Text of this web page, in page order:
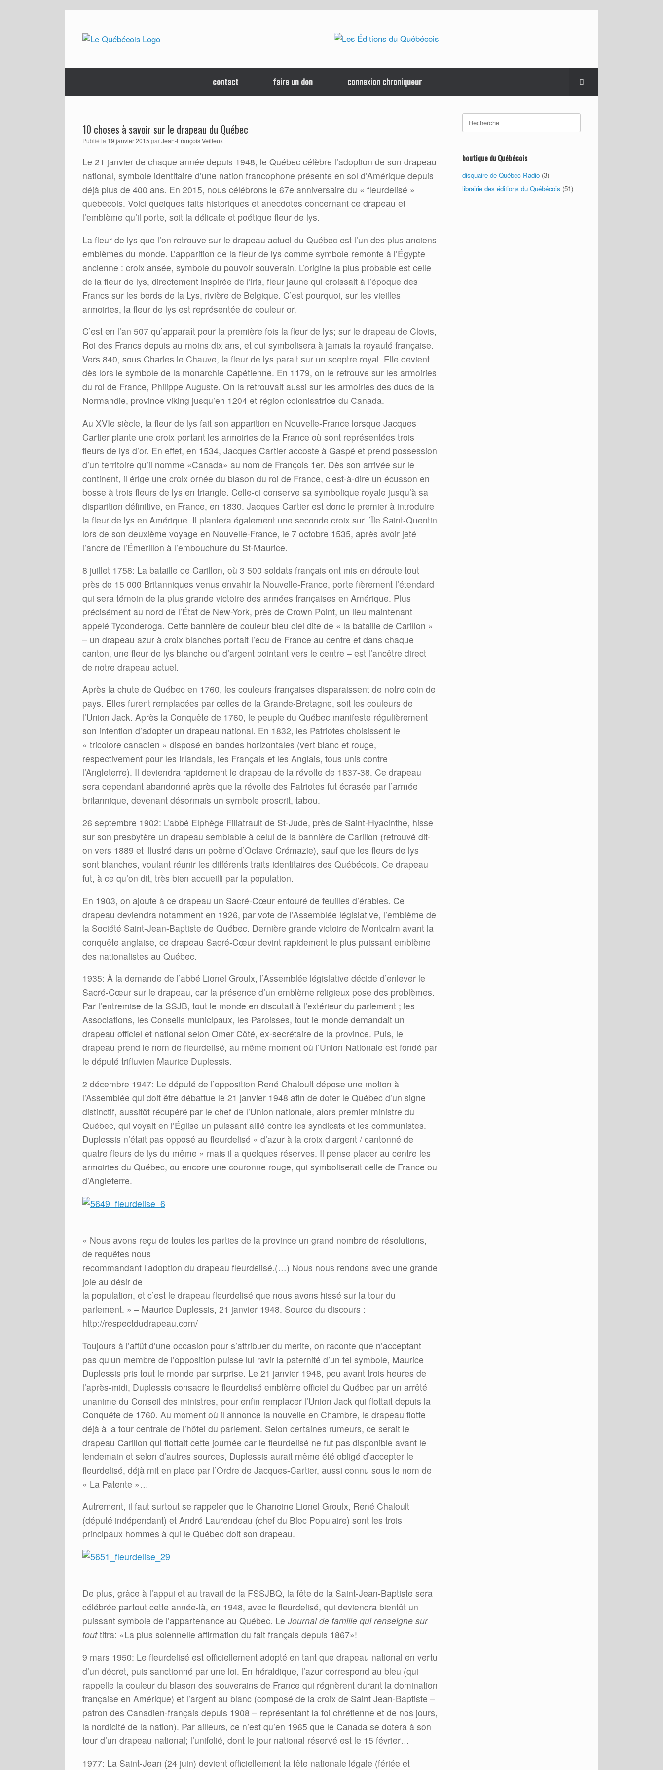
content
contact faire un don connexion chroniqueur
10 choses à savoir sur le drapeau du Québec
Publié le 19 janvier 2015 parJean-François Veilleux
Le 21 janvier de chaque année depuis 1948, le Québec célèbre l’adoption de son drapeau
national, symbole identitaire d’une nation francophone présente en sol d’Amérique depuis
déjà plus de 400 ans. En 2015, nous célébrons le 67e anniversaire du « fleurdelisé »
québécois. Voici quelques faits historiques et anecdotes concernant ce drapeau et
l’emblème qu’il porte, soit la délicate et poétique fleur de lys.
La fleur de lys que l’on retrouve sur le drapeau actuel du Québec est l’un des plus anciens
emblèmes du monde. L’apparition de la fleur de lys comme symbole remonte à l’Égypte
ancienne : croix ansée, symbole du pouvoir souverain. L’origine la plus probable est celle
de la fleur de lys, directement inspirée de l’iris, fleur jaune qui croissait à l’époque des
Francs sur les bords de la Lys, rivière de Belgique. C’est pourquoi, sur les vieilles
armoiries, la fleur de lys est représentée de couleur or.
C’est en l’an 507 qu’apparaît pour la première fois la fleur de lys; sur le drapeau de Clovis,
Roi des Francs depuis au moins dix ans, et qui symbolisera à jamais la royauté française.
Vers 840, sous Charles le Chauve, la fleur de lys parait sur un sceptre royal. Elle devient
dès lors le symbole de la monarchie Capétienne. En 1179, on le retrouve sur les armoiries
du roi de France, Philippe Auguste. On la retrouvait aussi sur les armoiries des ducs de la
Normandie, province viking jusqu’en 1204 et région colonisatrice du Canada.
Au XVIe siècle, la fleur de lys fait son apparition en Nouvelle-France lorsque Jacques
Cartier plante une croix portant les armoiries de la France où sont représentées trois
fleurs de lys d’or. En effet, en 1534, Jacques Cartier accoste à Gaspé et prend possession
d’un territoire qu’il nomme «Canada» au nom de François 1er. Dès son arrivée sur le
continent, il érige une croix ornée du blason du roi de France, c’est-à-dire un écusson en
bosse à trois fleurs de lys en triangle. Celle-ci conserve sa symbolique royale jusqu’à sa
disparition définitive, en France, en 1830. Jacques Cartier est donc le premier à introduire
la fleur de lys en Amérique. Il plantera également une seconde croix sur l’Île Saint-Quentin
lors de son deuxième voyage en Nouvelle-France, le 7 octobre 1535, après avoir jeté
l’ancre de l’Émerillon à l’embouchure du St-Maurice.
8 juillet 1758: La bataille de Carillon, où 3 500 soldats français ont mis en déroute tout
près de 15 000 Britanniques venus envahir la Nouvelle-France, porte fièrement l’étendard
qui sera témoin de la plus grande victoire des armées françaises en Amérique. Plus
précisément au nord de l’État de New-York, près de Crown Point, un lieu maintenant
appelé Tyconderoga. Cette bannière de couleur bleu ciel dite de « la bataille de Carillon »
– un drapeau azur à croix blanches portait l’écu de France au centre et dans chaque
canton, une fleur de lys blanche ou d’argent pointant vers le centre – est l’ancêtre direct
de notre drapeau actuel.
Après la chute de Québec en 1760, les couleurs françaises disparaissent de notre coin de
pays. Elles furent remplacées par celles de la Grande-Bretagne, soit les couleurs de
l’Union Jack. Après la Conquête de 1760, le peuple du Québec manifeste régulièrement
son intention d’adopter un drapeau national. En 1832, les Patriotes choisissent le
« tricolore canadien » disposé en bandes horizontales (vert blanc et rouge,
respectivement pour les Irlandais, les Français et les Anglais, tous unis contre
l’Angleterre). Il deviendra rapidement le drapeau de la révolte de 1837-38. Ce drapeau
sera cependant abandonné après que la révolte des Patriotes fut écrasée par l’armée
britannique, devenant désormais un symbole proscrit, tabou.
26 septembre 1902: L’abbé Elphège Filiatrault de St-Jude, près de Saint-Hyacinthe, hisse
sur son presbytère un drapeau semblable à celui de la bannière de Carillon (retrouvé dit-
on vers 1889 et illustré dans un poème d’Octave Crémazie), sauf que les fleurs de lys
sont blanches, voulant réunir les différents traits identitaires des Québécois. Ce drapeau
fut, à ce qu’on dit, très bien accueilli par la population.
En 1903, on ajoute à ce drapeau un Sacré-Cœur entouré de feuilles d’érables. Ce
drapeau deviendra notamment en 1926, par vote de l’Assemblée législative, l’emblème de
la Société Saint-Jean-Baptiste de Québec. Dernière grande victoire de Montcalm avant la
conquête anglaise, ce drapeau Sacré-Cœur devint rapidement le plus puissant emblème
des nationalistes au Québec.
1935: À la demande de l’abbé Lionel Groulx, l’Assemblée législative décide d’enlever le
Sacré-Cœur sur le drapeau, car la présence d’un emblème religieux pose des problèmes.
Par l’entremise de la SSJB, tout le monde en discutait à l’extérieur du parlement ; les
Associations, les Conseils municipaux, les Paroisses, tout le monde demandait un
drapeau officiel et national selon Omer Côté, ex-secrétaire de la province. Puis, le
drapeau prend le nom de fleurdelisé, au même moment où l’Union Nationale est fondé par
le député trifluvien Maurice Duplessis.
2 décembre 1947: Le député de l’opposition René Chaloult dépose une motion à
l’Assemblée qui doit être débattue le 21 janvier 1948 afin de doter le Québec d’un signe
distinctif, aussitôt récupéré par le chef de l’Union nationale, alors premier ministre du
Québec, qui voyait en l’Église un puissant allié contre les syndicats et les communistes.
Duplessis n’était pas opposé au fleurdelisé « d’azur à la croix d’argent / cantonné de
quatre fleurs de lys du même » mais il a quelques réserves. Il pense placer au centre les
armoiries du Québec, ou encore une couronne rouge, qui symboliserait celle de France ou
d’Angleterre.
« Nous avons reçu de toutes les parties de la province un grand nombre de résolutions,
de requêtes nous
recommandant l’adoption du drapeau fleurdelisé.(…) Nous nous rendons avec une grande
joie au désir de
la population, et c’est le drapeau fleurdelisé que nous avons hissé sur la tour du
parlement. » – Maurice Duplessis, 21 janvier 1948. Source du discours :
http://respectdudrapeau.com/
Toujours à l’affût d’une occasion pour s’attribuer du mérite, on raconte que n’acceptant
pas qu’un membre de l’opposition puisse lui ravir la paternité d’un tel symbole, Maurice
Duplessis pris tout le monde par surprise. Le 21 janvier 1948, peu avant trois heures de
l’après-midi, Duplessis consacre le fleurdelisé emblème officiel du Québec par un arrêté
unanime du Conseil des ministres, pour enfin remplacer l’Union Jack qui flottait depuis la
Conquête de 1760. Au moment où il annonce la nouvelle en Chambre, le drapeau flotte
déjà à la tour centrale de l’hôtel du parlement. Selon certaines rumeurs, ce serait le
drapeau Carillon qui flottait cette journée car le fleurdelisé ne fut pas disponible avant le
lendemain et selon d’autres sources, Duplessis aurait même été obligé d’accepter le
fleurdelisé, déjà mit en place par l’Ordre de Jacques-Cartier, aussi connu sous le nom de
« La Patente »…
Autrement, il faut surtout se rappeler que le Chanoine Lionel Groulx, René Chaloult
(député indépendant) et André Laurendeau (chef du Bloc Populaire) sont les trois
principaux hommes à qui le Québec doit son drapeau.
De plus, grâce à l’appui et au travail de la FSSJBQ, la fête de la Saint-Jean-Baptiste sera
célébrée partout cette année-là, en 1948, avec le fleurdelisé, qui deviendra bientôt un
puissant symbole de l’appartenance au Québec. Le Journal de famille qui renseigne sur
touttitra: «La plus solennelle affirmation du fait français depuis 1867»!
9 mars 1950: Le fleurdelisé est officiellement adopté en tant que drapeau national en vertu
d’un décret, puis sanctionné par une loi. En héraldique, l’azur correspond au bleu (qui
rappelle la couleur du blason des souverains de France qui régnèrent durant la domination
française en Amérique) et l’argent au blanc (composé de la croix de Saint Jean-Baptiste –
patron des Canadien-français depuis 1908 – représentant la foi chrétienne et de nos jours,
la nordicité de la nation). Par ailleurs, ce n’est qu’en 1965 que le Canada se dotera à son
tour d’un drapeau national; l’unifolié, dont le jour national réservé est le 15 février…
1977: La Saint-Jean (24 juin) devient officiellement la fête nationale légale (fériée et
Search
for:
boutique du Québécois
disquaire de Québec Radio (3)
librairie des éditions du Québécois (51)